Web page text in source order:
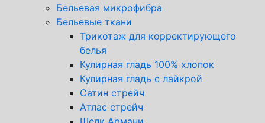
Бельевая микрофибра
Бельевые ткани
Трикотаж для корректирующего
белья
Кулирная гладь 100% хлопок
Кулирная гладь с лайкрой
Сатин стрейч
Атлас стрейч